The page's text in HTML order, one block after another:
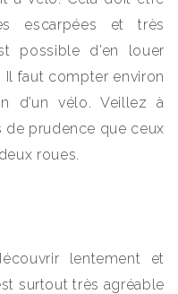
escarpées et très
possible d’en louer
Il faut compter environ
d’un vélo. Veillez à
prudence que ceux
roues.
lentement et
surtout très agréable